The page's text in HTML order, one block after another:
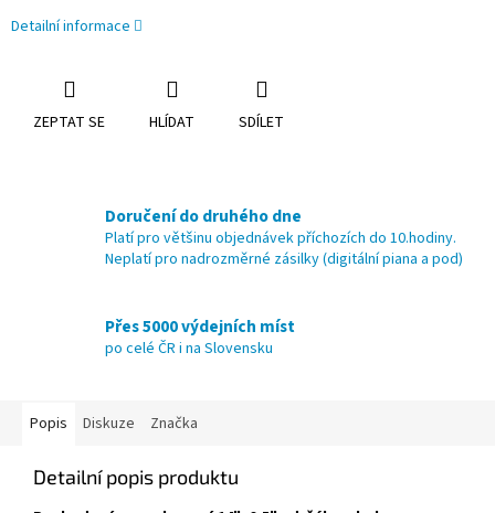
Detailní informace
ZEPTAT SE HLÍDAT SDÍLET
Doručení do druhého dne
Platí pro většinu objednávek příchozích do 10.hodiny.
Neplatí pro nadrozměrné zásilky (digitální piana a pod)
Přes 5000 výdejních míst
po celé ČR i na Slovensku
Popis Diskuze Značka
Detailní popis produktu